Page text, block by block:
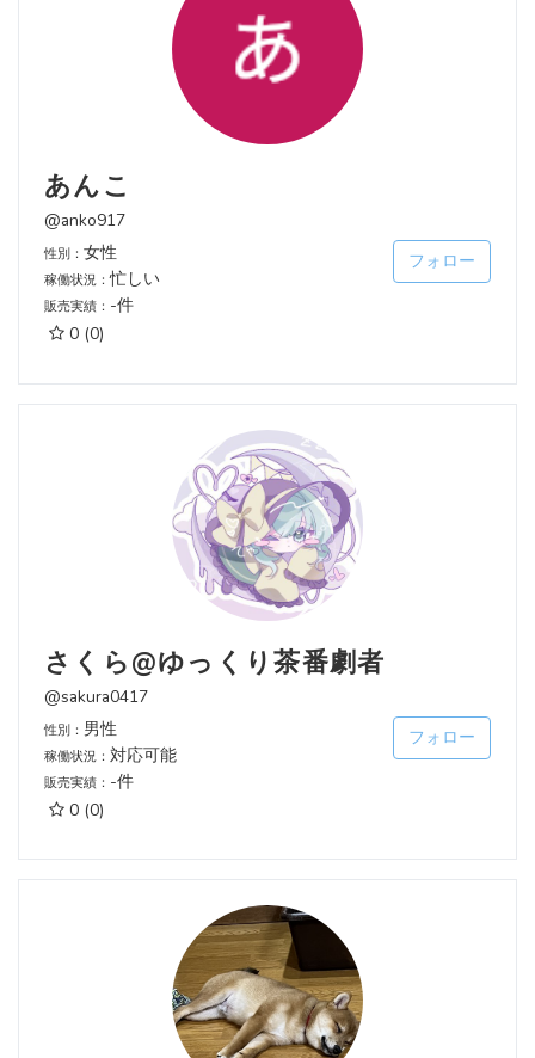
あんこ
@anko917
性別： 女性
稼働状況：忙しい
販売実績： -件
0 (0)
フォロー
さくら@ゆっくり茶番劇者
@sakura0417
性別： 男性
稼働状況： 対応可能
販売実績： -件
0 (0)
フォロー